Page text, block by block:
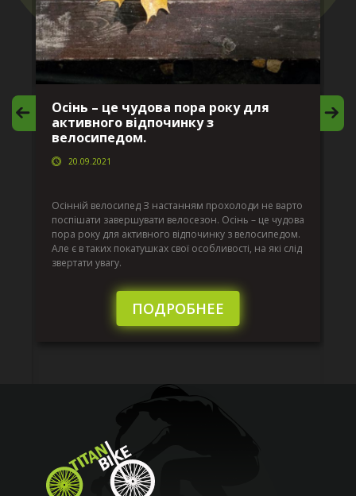
Осінь – це чудова пора року для
активного відпочинку з
велосипедом.
20.09.2021
Осінній велосипед З настанням прохолоди не варто
поспішати завершувати велосезон. Осінь – це чудова
пора року для активного відпочинку з велосипедом.
Але є в таких покатушках свої особливості, на які слід
звертати увагу.
ПОДРОБНЕЕ